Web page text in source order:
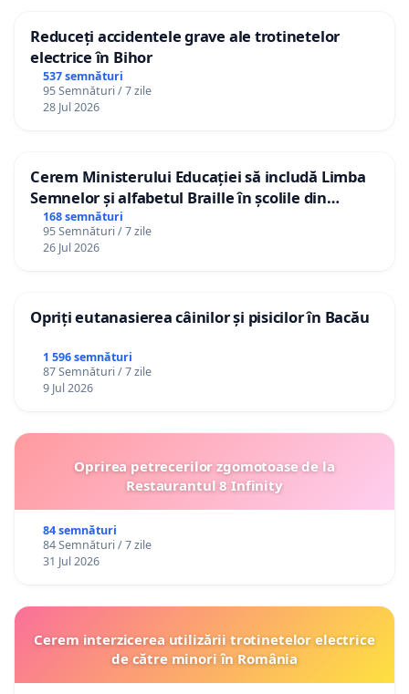
Reduceți accidentele grave ale trotinetelor
electrice în Bihor
537 semnături
95 Semnături / 7 zile
28 Jul 2026
Cerem Ministerului Educației să includă Limba
Semnelor și alfabetul Braille în școlile din
Republica Moldova!
168 semnături
95 Semnături / 7 zile
26 Jul 2026
Opriți eutanasierea câinilor și pisicilor în Bacău
1 596 semnături
87 Semnături / 7 zile
9 Jul 2026
Oprirea petrecerilor zgomotoase de la
Restaurantul 8 Infinity
84 semnături
84 Semnături / 7 zile
31 Jul 2026
Cerem interzicerea utilizării trotinetelor electrice
de către minori în România